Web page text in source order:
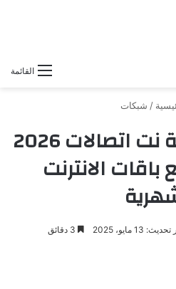
القائمة
/ شبكات
طريقة الغاء باقة نت اتصالات 2026
الانترنت
13 مايو، 2025